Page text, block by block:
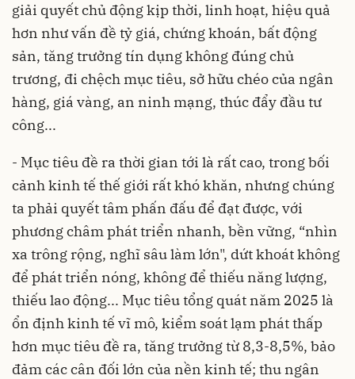
giải quyết chủ động kịp thời, linh hoạt, hiệu quả
hơn như vấn đề tỷ giá, chứng khoán, bất động
sản, tăng trưởng tín dụng không đúng chủ
trương, đi chệch mục tiêu, sở hữu chéo của ngân
hàng, giá vàng, an ninh mạng, thúc đẩy đầu tư
công...
- Mục tiêu đề ra thời gian tới là rất cao, trong bối
cảnh kinh tế thế giới rất khó khăn, nhưng chúng
ta phải quyết tâm phấn đấu để đạt được, với
phương châm phát triển nhanh, bền vững, “nhìn
xa trông rộng, nghĩ sâu làm lớn", dứt khoát không
để phát triển nóng, không để thiếu năng lượng,
thiếu lao động... Mục tiêu tổng quát năm 2025 là
ổn định kinh tế vĩ mô, kiểm soát lạm phát thấp
hơn mục tiêu đề ra, tăng trưởng từ 8,3-8,5%, bảo
đảm các cân đối lớn của nền kinh tế; thu ngân